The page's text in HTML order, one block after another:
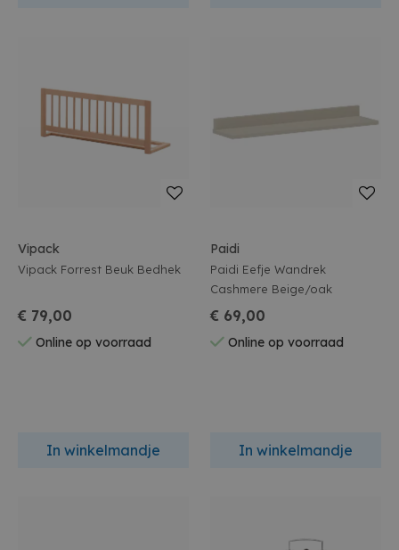
Vipack
Vipack Forrest Beuk Bedhek
€ 79,00
Online op voorraad
In winkelmandje
Paidi
Paidi Eefje Wandrek
Cashmere Beige/oak
€ 69,00
Online op voorraad
In winkelmandje